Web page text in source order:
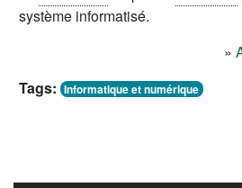
système informatisé.
»
Tags: Informatique et numérique